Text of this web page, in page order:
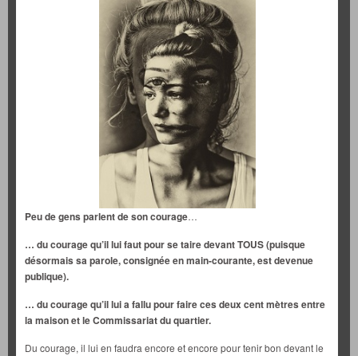
Peu de gens parlent de son courage…
… du courage qu’il lui faut pour se taire devant TOUS (puisque
désormais sa parole, consignée en main-courante, est devenue
publique).
… du courage qu’il lui a fallu pour faire ces deux cent mètres entre
la maison et le Commissariat du quartier.
Du courage, il lui en faudra encore et encore pour tenir bon devant le